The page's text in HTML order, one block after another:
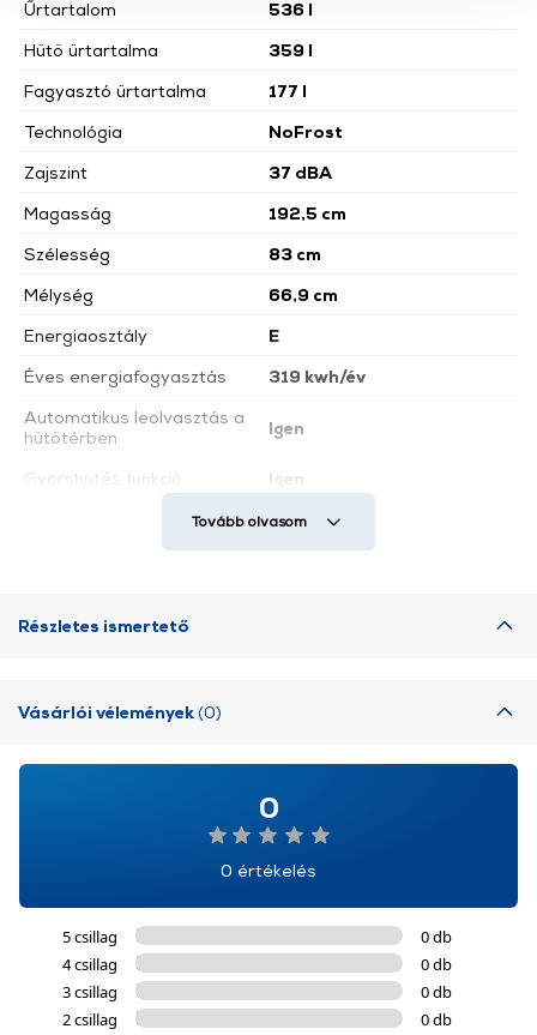
használatával Ön elfogadja a cookie-k használatát.
További információk:
ésAdatvédelem
Űrtartalom
536 l
Hűtő űrtartalma
359 l
Fagyasztó űrtartalma
177 l
Technológia
NoFrost
Zajszint
37 dBA
Magasság
192,5 cm
Szélesség
83 cm
Mélység
66,9 cm
Energiaosztály
E
Éves energiafogyasztás
319 kwh/év
Automatikus leolvasztás a
hűtőtérben
Igen
Gyorshűtés funkció
Igen
Igen
Tovább olvasom
Részletes ismertető
Vásárlói vélemények(0)
0
0 értékelés
5 csillag
0 db
4 csillag
0 db
3 csillag
0 db
2 csillag
0 db